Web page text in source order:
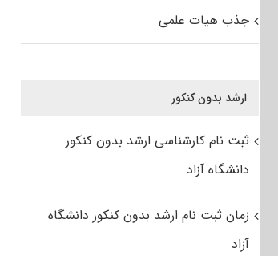
جذب هیات علمی
ارشد بدون کنکور
ثبت نام کارشناسی ارشد بدون کنکور
دانشگاه آزاد
زمان ثبت نام ارشد بدون کنکور دانشگاه
آزاد